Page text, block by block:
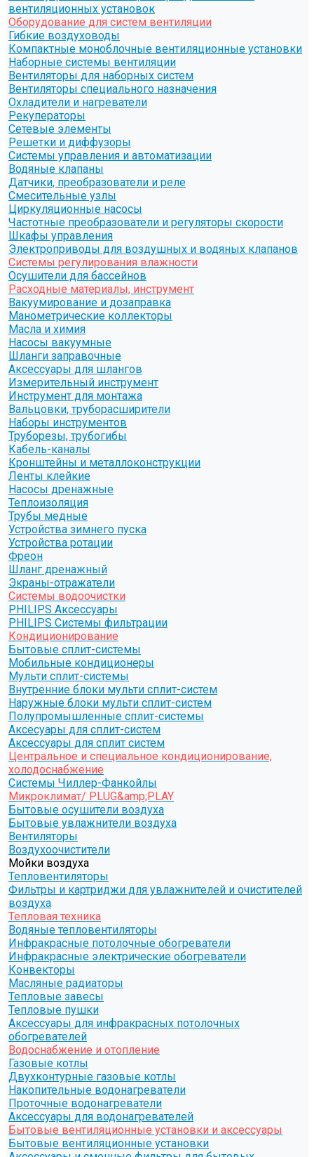
вентиляционных установок
Оборудование для систем вентиляции
Гибкие воздуховоды
Компактные моноблочные вентиляционные установки
Наборные системы вентиляции
Вентиляторы для наборных систем
Вентиляторы специального назначения
Охладители и нагреватели
Рекуператоры
Сетевые элементы
Решетки и диффузоры
Системы управления и автоматизации
Водяные клапаны
Датчики, преобразователи и реле
Смесительные узлы
Циркуляционные насосы
Частотные преобразователи и регуляторы скорости
Шкафы управления
Электроприводы для воздушных и водяных клапанов
Системы регулирования влажности
Осушители для бассейнов
Расходные материалы, инструмент
Вакуумирование и дозаправка
Манометрические коллекторы
Масла и химия
Насосы вакуумные
Шланги заправочные
Аксессуары для шлангов
Измерительный инструмент
Инструмент для монтажа
Вальцовки, труборасширители
Наборы инструментов
Труборезы, трубогибы
Кабель-каналы
Кронштейны и металлоконструкции
Ленты клейкие
Насосы дренажные
Теплоизоляция
Трубы медные
Устройства зимнего пуска
Устройства ротации
Фреон
Шланг дренажный
Экраны-отражатели
Системы водоочистки
PHILIPS Аксессуары
PHILIPS Системы фильтрации
Кондиционирование
Бытовые сплит-системы
Мобильные кондиционеры
Мульти сплит-системы
Внутренние блоки мульти сплит-систем
Наружные блоки мульти сплит-систем
Полупромышленные сплит-системы
Аксесуары для сплит-систем
Аксессуары для сплит систем
Центральное и специальное кондиционирование,
холодоснабжение
Системы Чиллер-Фанкойлы
Микроклимат/ PLUG&amp;PLAY
Бытовые осушители воздуха
Бытовые увлажнители воздуха
Вентиляторы
Воздухоочистители
Мойки воздуха
Тепловентиляторы
Фильтры и картриджи для увлажнителей и очистителей
воздуха
Тепловая техника
Водяные тепловентиляторы
Инфракрасные потолочные обогреватели
Инфракрасные электрические обогреватели
Конвекторы
Масляные радиаторы
Тепловые завесы
Тепловые пушки
Аксессуары для инфракрасных потолочных
обогревателей
Водоснабжение и отопление
Газовые котлы
Двухконтурные газовые котлы
Накопительные водонагреватели
Проточные водонагреватели
Аксессуары для водонагревателей
Бытовые вентиляционные установки и аксессуары
Бытовые вентиляционные установки